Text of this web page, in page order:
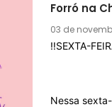
Forró na
03 de
‼️SEXTA-
Nessa